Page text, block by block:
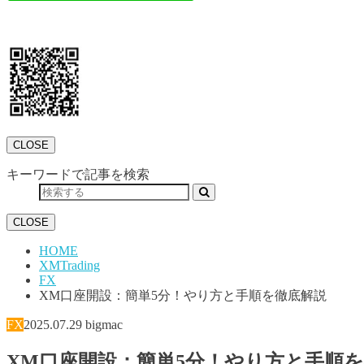
CLOSE
キーワードで記事を検索
CLOSE
HOME
XMTrading
FX
XM口座開設：簡単5分！やり方と手順を徹底解説
FX2025.07.29 bigmac